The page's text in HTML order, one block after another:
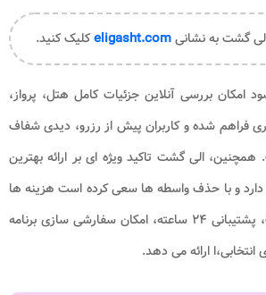
eligasht.comکلیک کنید.
امکان بررسی آنلاین جزئیات کامل هتل، پرواز،
فراهم شده و کاربران پیش از رزرو، دیدی شفاف
الی گشت تاکید ویژه ای بر ارائه بهترین
دارد و با حذف واسطه ها سعی کرده است هزینه ها
سازی برنامه
انتخابی،ا ارائه می دهد.